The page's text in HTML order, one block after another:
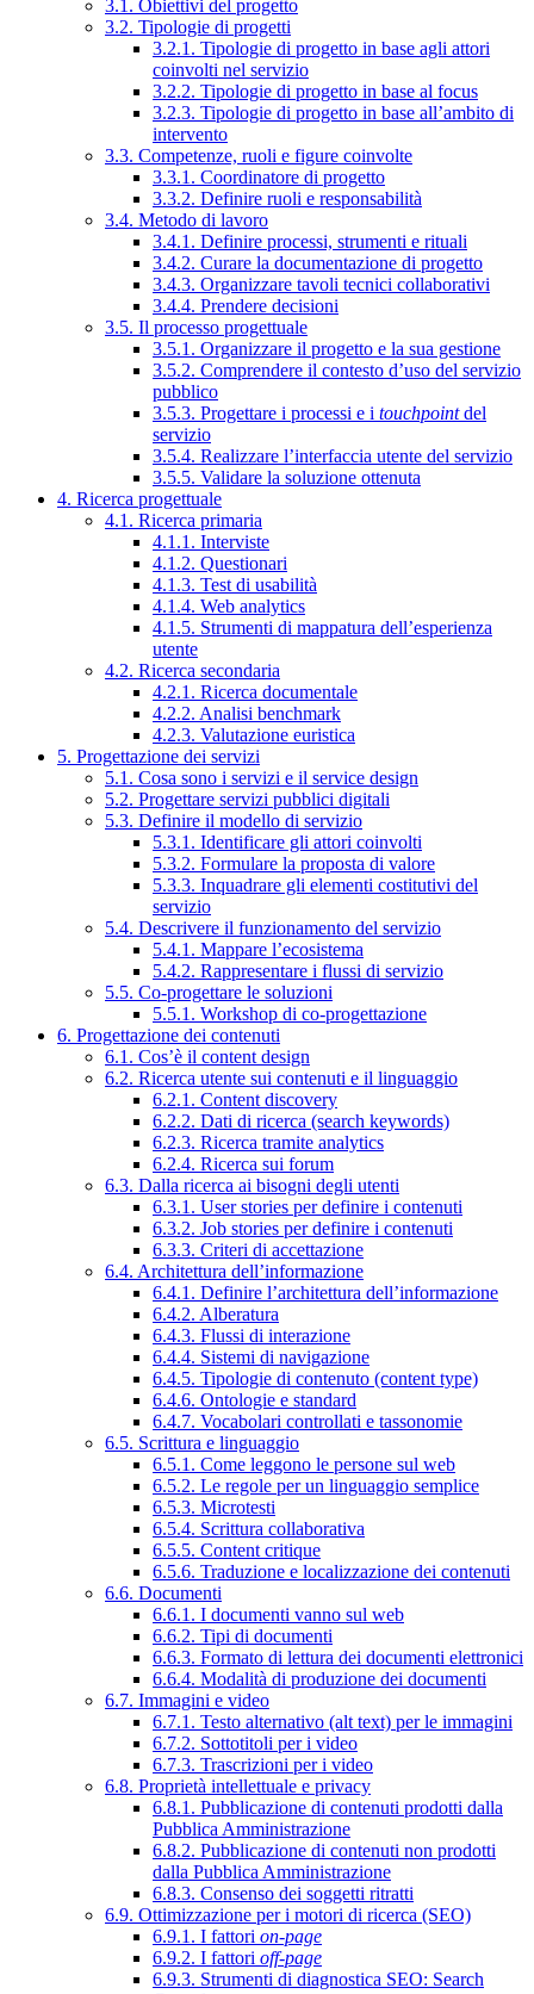
3.1. Obiettivi del progetto
3.2. Tipologie di progetti
3.2.1. Tipologie di progetto in base agli attori
coinvolti nel servizio
3.2.2. Tipologie di progetto in base al focus
3.2.3. Tipologie di progetto in base all’ambito di
intervento
3.3. Competenze, ruoli e figure coinvolte
3.3.1. Coordinatore di progetto
3.3.2. Definire ruoli e responsabilità
3.4. Metodo di lavoro
3.4.1. Definire processi, strumenti e rituali
3.4.2. Curare la documentazione di progetto
3.4.3. Organizzare tavoli tecnici collaborativi
3.4.4. Prendere decisioni
3.5. Il processo progettuale
3.5.1. Organizzare il progetto e la sua gestione
3.5.2. Comprendere il contesto d’uso del servizio
pubblico
3.5.3. Progettare i processi e i touchpointdel
servizio
3.5.4. Realizzare l’interfaccia utente del servizio
3.5.5. Validare la soluzione ottenuta
4. Ricerca progettuale
4.1. Ricerca primaria
4.1.1. Interviste
4.1.2. Questionari
4.1.3. Test di usabilità
4.1.4. Web analytics
4.1.5. Strumenti di mappatura dell’esperienza
utente
4.2. Ricerca secondaria
4.2.1. Ricerca documentale
4.2.2. Analisi benchmark
4.2.3. Valutazione euristica
5. Progettazione dei servizi
5.1. Cosa sono i servizi e il service design
5.2. Progettare servizi pubblici digitali
5.3. Definire il modello di servizio
5.3.1. Identificare gli attori coinvolti
5.3.2. Formulare la proposta di valore
5.3.3. Inquadrare gli elementi costitutivi del
servizio
5.4. Descrivere il funzionamento del servizio
5.4.1. Mappare l’ecosistema
5.4.2. Rappresentare i flussi di servizio
5.5. Co-progettare le soluzioni
5.5.1. Workshop di co-progettazione
6. Progettazione dei contenuti
6.1. Cos’è il content design
6.2. Ricerca utente sui contenuti e il linguaggio
6.2.1. Content discovery
6.2.2. Dati di ricerca (search keywords)
6.2.3. Ricerca tramite analytics
6.2.4. Ricerca sui forum
6.3. Dalla ricerca ai bisogni degli utenti
6.3.1. User stories per definire i contenuti
6.3.2. Job stories per definire i contenuti
6.3.3. Criteri di accettazione
6.4. Architettura dell’informazione
6.4.1. Definire l’architettura dell’informazione
6.4.2. Alberatura
6.4.3. Flussi di interazione
6.4.4. Sistemi di navigazione
6.4.5. Tipologie di contenuto (content type)
6.4.6. Ontologie e standard
6.4.7. Vocabolari controllati e tassonomie
6.5. Scrittura e linguaggio
6.5.1. Come leggono le persone sul web
6.5.2. Le regole per un linguaggio semplice
6.5.3. Microtesti
6.5.4. Scrittura collaborativa
6.5.5. Content critique
6.5.6. Traduzione e localizzazione dei contenuti
6.6. Documenti
6.6.1. I documenti vanno sul web
6.6.2. Tipi di documenti
6.6.3. Formato di lettura dei documenti elettronici
6.6.4. Modalità di produzione dei documenti
6.7. Immagini e video
6.7.1. Testo alternativo (alt text) per le immagini
6.7.2. Sottotitoli per i video
6.7.3. Trascrizioni per i video
6.8. Proprietà intellettuale e privacy
6.8.1. Pubblicazione di contenuti prodotti dalla
Pubblica Amministrazione
6.8.2. Pubblicazione di contenuti non prodotti
dalla Pubblica Amministrazione
6.8.3. Consenso dei soggetti ritratti
6.9. Ottimizzazione per i motori di ricerca (SEO)
6.9.1. I fattori on-page
6.9.2. I fattori off-page
6.9.3. Strumenti di diagnostica SEO: Search